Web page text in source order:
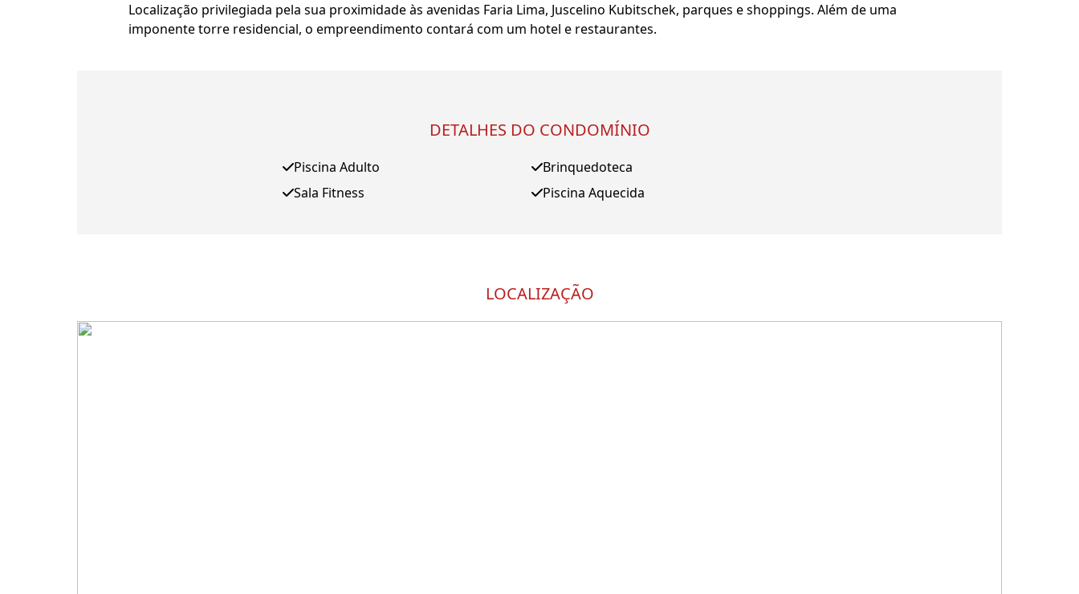
Localização privilegiada pela sua proximidade às avenidas Faria Lima, Juscelino Kubitschek, parques e shoppings. Além de uma
imponente torre residencial, o empreendimento contará com um hotel e restaurantes.
DETALHES DO CONDOMÍNIO
Piscina Adulto
Sala Fitness
Brinquedoteca
Piscina Aquecida
LOCALIZAÇÃO